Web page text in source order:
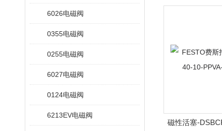
6026电磁阀
0355电磁阀
0255电磁阀
6027电磁阀
0124电磁阀
6213EV电磁阀
DSBC-40-费斯
磁性活塞-